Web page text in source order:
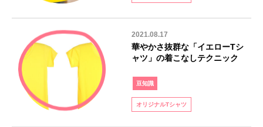
2021.08.17
華やかさ抜群な「イエローTシ
ャツ」の着こなしテクニック
豆知識
オリジナルTシャツ